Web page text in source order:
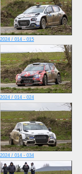
2024 / 014 - 015
2024 / 014 - 024
2024 / 014 - 034